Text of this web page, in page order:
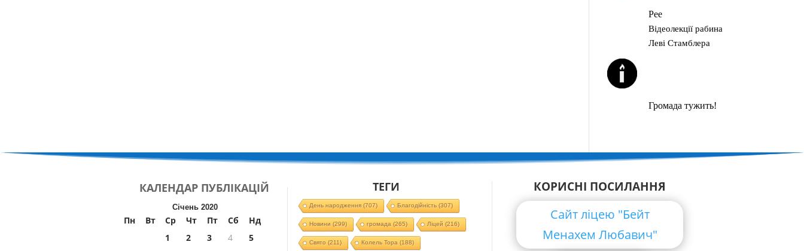
Рее
Відеолекції рабина
Леві Стамблера
Громада тужить!
КАЛЕНДАР ПУБЛІКАЦІЙ
Січень 2020
Пн Вт Ср Чт Пт Сб
Нд
1
2 3 4
5
ТЕГИ
День народження(707) Благодійність (307)
Новини (299) громада (265) Ліцей (216)
Свято (211) Колель Тора (188)
КОРИСНІ ПОСИЛАННЯ
Сайт ліцею "Бейт
Менахем Любавич"